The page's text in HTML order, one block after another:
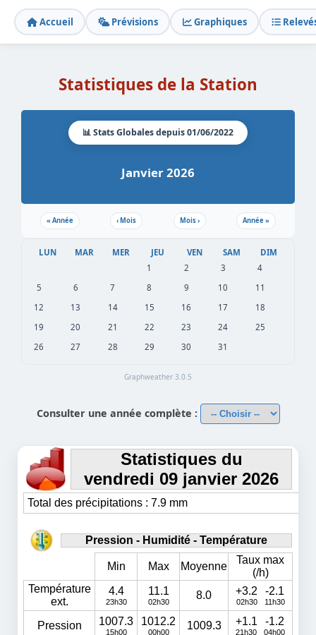
Accueil Prévisions Graphiques
Statistiques de la Station
📊 Stats Globales depuis 01/06/2022
Janvier 2026
« Année ‹Mois Mois› Année»
LUN MAR MER JEU VEN SAM
DIM
1
2 3
4
5
6 7 8 9 10
11
12
13 14 15 16 17
18
19
20 21 22 23 24
25
26
27 28 29 30 31
Graphweather 3.0.5
Consulter une année complète :